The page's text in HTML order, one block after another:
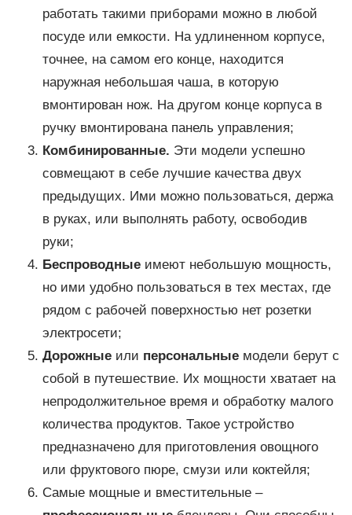
работать такими приборами можно в любой
посуде или емкости. На удлиненном корпусе,
точнее, на самом его конце, находится
наружная небольшая чаша, в которую
вмонтирован нож. На другом конце корпуса в
ручку вмонтирована панель управления;
Комбинированные. Эти модели успешно
совмещают в себе лучшие качества двух
предыдущих. Ими можно пользоваться, держа
в руках, или выполнять работу, освободив
руки;
Беспроводныеимеют небольшую мощность,
но ими удобно пользоваться в тех местах, где
рядом с рабочей поверхностью нет розетки
электросети;
Дорожныеили персональныемодели берут с
собой в путешествие. Их мощности хватает на
непродолжительное время и обработку малого
количества продуктов. Такое устройство
предназначено для приготовления овощного
или фруктового пюре, смузи или коктейля;
Самые мощные и вместительные –